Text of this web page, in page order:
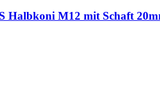
Halbkoni M12 mit Schaft